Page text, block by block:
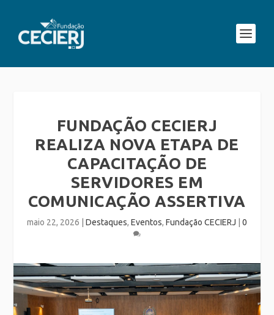
FUNDAÇÃO CECIERJ
REALIZA NOVA ETAPA DE
CAPACITAÇÃO DE
SERVIDORES EM
COMUNICAÇÃO ASSERTIVA
maio 22, 2026 Destaques, Eventos, Fundação CECIERJ 0